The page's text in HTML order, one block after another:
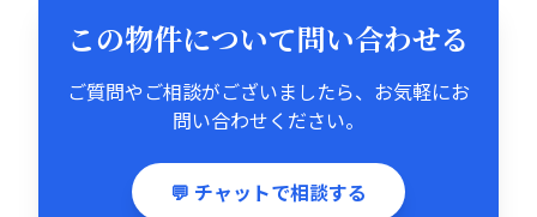
この物件について問い合わせる
ご質問やご相談がございましたら、お気軽にお
問い合わせください。
💬 チャットで相談する